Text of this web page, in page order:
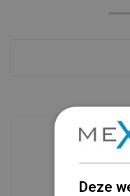
Een
Deze